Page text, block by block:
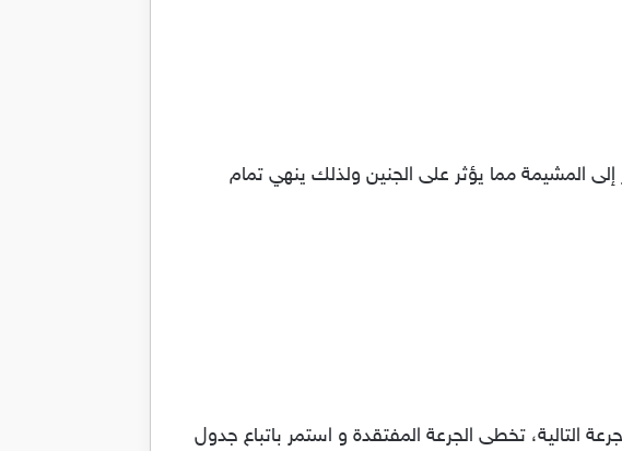
إلى المشيمة مما يؤثر على الجنين ولذلك ينهي تمام
التالية، تخطى الجرعة المفتقدة و استمر باتباع جدول